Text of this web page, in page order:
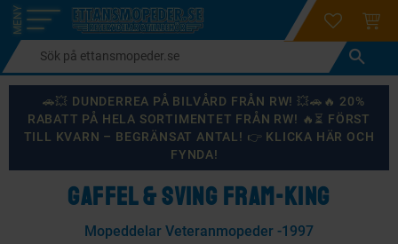
Meny
login
🚗💥 DUNDERREA PÅ BILVÅRD FRÅN RW! 💥🚗🔥 20%
RABATT PÅ HELA SORTIMENTET FRÅN RW! 🔥⏳ FÖRST
TILL KVARN – BEGRÄNSAT ANTAL! 👉 KLICKA HÄR OCH
FYNDA!
GAFFEL & SVING FRAM-KING
Mopeddelar Veteranmopeder -1997